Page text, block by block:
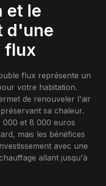
et le
d'une
flux
flux représente un
votre habitation.
de renouveler l'air
sa chaleur.
000 et 8 000 euros
mais les bénéfices
avec une
allant jusqu'à